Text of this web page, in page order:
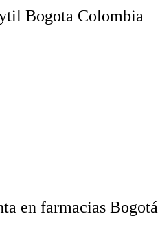
Bogota Colombia
en farmacias Bogotá